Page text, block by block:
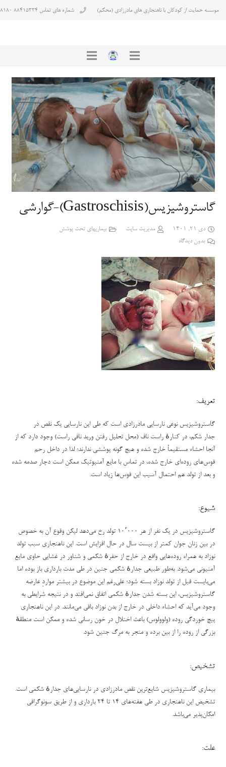
موسسه حمایت از کودکان با ناهنجاری های مادرزادی (محکم) شماره های تماس ۸۸۴۱۵۳۳۴ ۸۸۴۳۸۱۸۰
گاستروشیزیس(Gastroschisis)-گوارشی
دی 21, 1401 مدیریت سایت
بیماریهای تحت پوشش
بدون دیدگاه
تعریف:
گاستروشیزیس نوعی نارسایی مادرزادی است که طی این نارسایی یک نقص در
جدار شکم، در کنارهٔ راست ناف (محل تحلیل رفتن ورید نافی راست) وجود دارد که از
آنجا احشاء مستقیماً خارج شده و هیچ گونه پوششی ندارند؛ لذا در داخل رحم
قوس‌های روده‌ای خارج شده، در تماس با مایع آمنیوتیک ممکن است دچار صدمه شده
و بعد از تولد هم احتمال آسیب این قوس‌ها زیاد است.
شیوع:
گاستروشیزیس در یک نفر از هر ۱۰٬۰۰۰ تولد رخ می‌دهد لیکن وقوع آن به خصوص
در بین زنان جوان کمتر از بیست سال در حال افزایش است. این ناهنجاری سبب تولد
نوزاد به همراه روده‌هایی واقع در خارج از حفرهٔ شکمی و شناور در غشایی حاوی مایع
آمنیونی می‌شود. به‌طور طبیعی جدارهٔ شکمی جنین در طی مدت بارداری باز بوده اما
می‌بایست قبل از تولد نوزاد بسته شود؛ علی‌رغم این موضوع در بیشتر مواردِ عارضه
گاستروشیزیس، این بسته شدن جدارهٔ شکمی اتفاق نمی‌افتد و در نتیجه شرایطی به
وجود می‌آید که احشاء داخلی در خارج از بدن نوزاد باقی می‌مانند. در این ناهنجاری
پیچ خوردگی روده (ولوولوس) باعث اختلال در خون رسانی شده و ممکن است منطقهٔ
بزرگی از روده را از بین برده و منجر به مرگ جنین شود.
تشخیص:
بیماری گاستروشیزیس شایع‌ترین نقص مادرزادی در نارسایی‌های جدارهٔ شکمی است.
تشخیص این ناهنجاری در طی هفته‌های ۱۴ تا ۲۴ بارداری و از طریق سونوگرافی
امکان‌پذیر می‌باشد.
علت: